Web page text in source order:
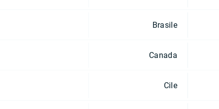
Brasile
Canada
Cile